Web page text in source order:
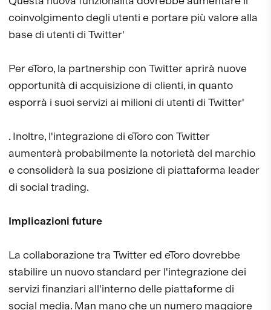
coinvolgimento degli utenti e portare più valore alla
base di utenti di Twitter'
Per eToro, la partnership con Twitter aprirà nuove
opportunità di acquisizione di clienti, in quanto
esporrà i suoi servizi ai milioni di utenti di Twitter'
. Inoltre, l'integrazione di eToro con Twitter
aumenterà probabilmente la notorietà del marchio
e consoliderà la sua posizione di piattaforma leader
di social trading.
Implicazioni future
La collaborazione tra Twitter ed eToro dovrebbe
stabilire un nuovo standard per l'integrazione dei
servizi finanziari all'interno delle piattaforme di
social media. Man mano che un numero maggiore